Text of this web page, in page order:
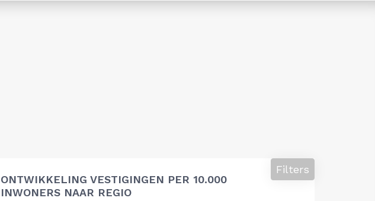
ONTWIKKELING VESTIGINGEN PER 10.000
INWONERS NAAR REGIO
Filters